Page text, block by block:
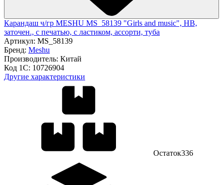
Карандаш ч/гр MESHU MS_58139 "Girls and music", HB,
заточен., с печатью, с ластиком, ассорти, туба
Артикул: MS_58139
Бренд: Meshu
Производитель: Китай
Код 1С: 10726904
Другие характеристики
Остаток336